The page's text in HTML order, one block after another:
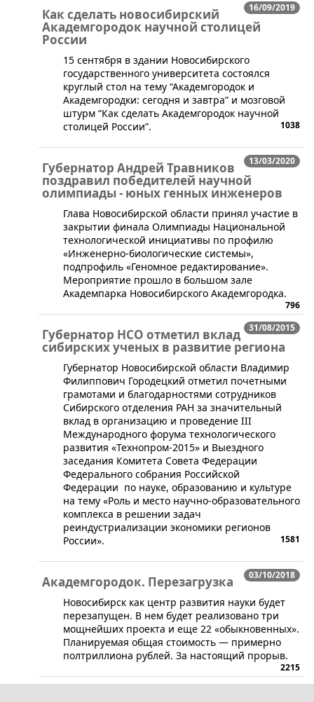
16/09/2019
Как сделать новосибирский
Академгородок научной столицей
России
​15 сентября в здании Новосибирского
государственного университета состоялся
круглый стол на тему “Академгородок и
Академгородки: сегодня и завтра” и мозговой
штурм “Как сделать Академгородок научной
столицей России”.
1038
13/03/2020
Губернатор Андрей Травников
поздравил победителей научной
олимпиады - юных генных инженеров
​Глава Новосибирской области принял участие в
закрытии финала Олимпиады Национальной
технологической инициативы по профилю
«Инженерно-биологические системы»,
подпрофиль «Геномное редактирование».
Мероприятие прошло в большом зале
Академпарка Новосибирского Академгородка.
796
31/08/2015
Губернатор НСО отметил вклад
сибирских ученых в развитие региона
Губернатор Новосибирской области Владимир
Филиппович Городецкий отметил почетными
грамотами и благодарностями сотрудников
Сибирского отделения РАН за значительный
вклад в организацию и проведение III
Международного форума технологического
развития «Технопром-2015» и Выездного
заседания Комитета Совета Федерации
Федерального собрания Российской
Федерации по науке, образованию и культуре
на тему «Роль и место научно-образовательного
комплекса в решении задач
реиндустриализации экономики регионов
России».
1581
03/10/2018
Академгородок. Перезагрузка
​Новосибирск как центр развития науки будет
перезапущен. В нем будет реализовано три
мощнейших проекта и еще 22 «обыкновенных».
Планируемая общая стоимость — примерно
полтриллиона рублей. За настоящий прорыв.
2215